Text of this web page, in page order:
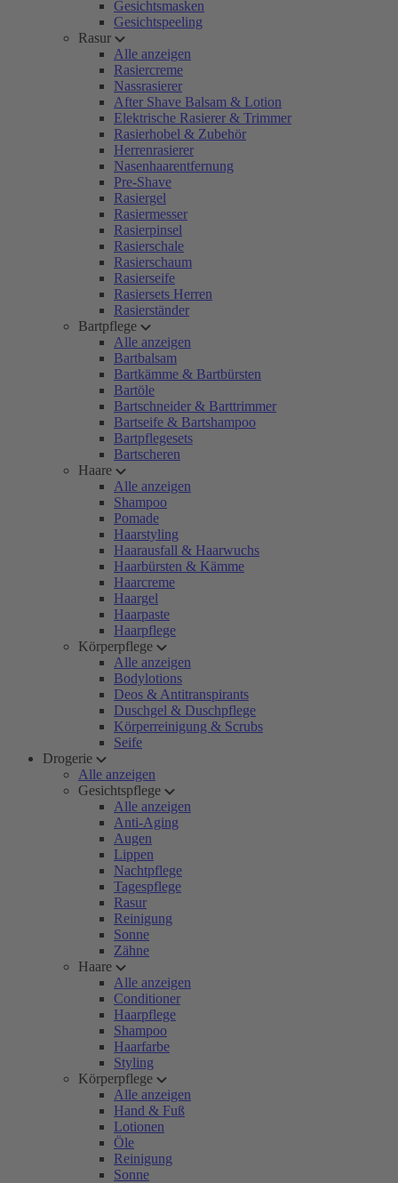
Gesichtsmasken
Gesichtspeeling
Rasur
Alle anzeigen
Rasiercreme
Nassrasierer
After Shave Balsam & Lotion
Elektrische Rasierer & Trimmer
Rasierhobel & Zubehör
Herrenrasierer
Nasenhaarentfernung
Pre-Shave
Rasiergel
Rasiermesser
Rasierpinsel
Rasierschale
Rasierschaum
Rasierseife
Rasiersets Herren
Rasierständer
Bartpflege
Alle anzeigen
Bartbalsam
Bartkämme & Bartbürsten
Bartöle
Bartschneider & Barttrimmer
Bartseife & Bartshampoo
Bartpflegesets
Bartscheren
Haare
Alle anzeigen
Shampoo
Pomade
Haarstyling
Haarausfall & Haarwuchs
Haarbürsten & Kämme
Haarcreme
Haargel
Haarpaste
Haarpflege
Körperpflege
Alle anzeigen
Bodylotions
Deos & Antitranspirants
Duschgel & Duschpflege
Körperreinigung & Scrubs
Seife
Drogerie
Alle anzeigen
Gesichtspflege
Alle anzeigen
Anti-Aging
Augen
Lippen
Nachtpflege
Tagespflege
Rasur
Reinigung
Sonne
Zähne
Haare
Alle anzeigen
Conditioner
Haarpflege
Shampoo
Haarfarbe
Styling
Körperpflege
Alle anzeigen
Hand & Fuß
Lotionen
Öle
Reinigung
Sonne